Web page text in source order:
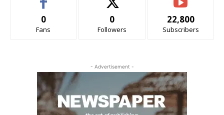
0
Fans
0
Followers
22,800
Subscribers
- Advertisement -